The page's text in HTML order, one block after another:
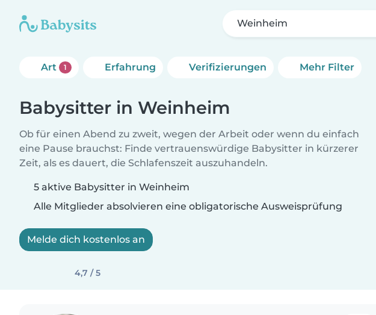
Weinheim
Art 1 Erfahrung Verifizierungen Mehr Filter
Babysitter in Weinheim
Ob für einen Abend zu zweit, wegen der Arbeit oder wenn du einfach
eine Pause brauchst: Finde vertrauenswürdige Babysitter in kürzerer
Zeit, als es dauert, die Schlafenszeit auszuhandeln.
5 aktive Babysitter in Weinheim
Alle Mitglieder absolvieren eine obligatorische Ausweisprüfung
Melde dich kostenlos an
4,7 / 5